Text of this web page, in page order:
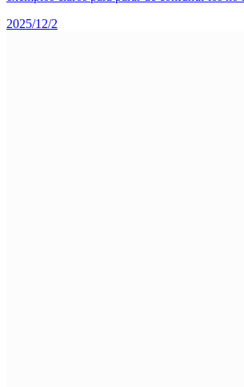
2025/12/2